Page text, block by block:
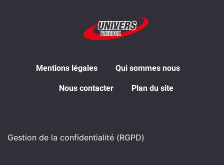
Mentions légales Qui sommes nous
Nous contacter Plan du site
Gestion de la confidentialité (RGPD)